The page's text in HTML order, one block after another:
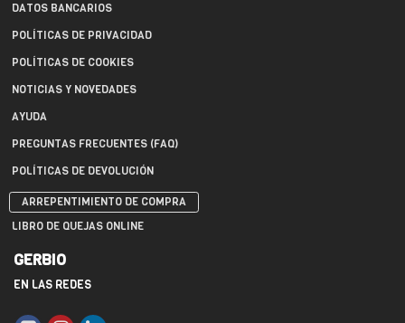
DATOS BANCARIOS
POLÍTICAS DE PRIVACIDAD
POLÍTICAS DE COOKIES
NOTICIAS Y NOVEDADES
AYUDA
PREGUNTAS FRECUENTES (FAQ)
POLÍTICAS DE DEVOLUCIÓN
ARREPENTIMIENTO DE COMPRA
LIBRO DE QUEJAS ONLINE
GERBIO
EN LAS REDES